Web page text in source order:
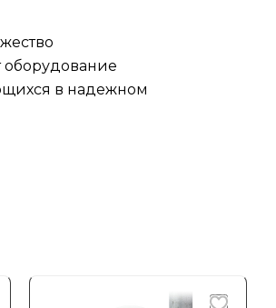
оборудование
в надежном